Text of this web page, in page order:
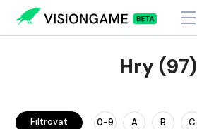
Hry (97)
Filtrovat 0-9 A B C